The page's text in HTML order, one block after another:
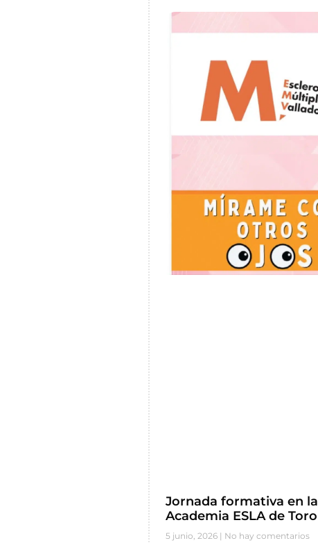
Jornada formativa en la
Academia ESLA de Toro
5 junio, 2026 No hay comentarios